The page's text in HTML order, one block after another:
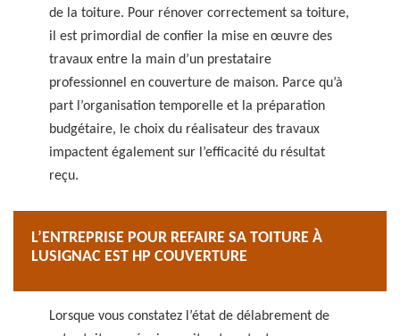
de la toiture. Pour rénover correctement sa toiture,
il est primordial de confier la mise en œuvre des
travaux entre la main d’un prestataire
professionnel en couverture de maison. Parce qu’à
part l’organisation temporelle et la préparation
budgétaire, le choix du réalisateur des travaux
impactent également sur l’efficacité du résultat
reçu.
L’ENTREPRISE POUR REFAIRE SA TOITURE À
LUSIGNAC EST HP COUVERTURE
Lorsque vous constatez l’état de délabrement de